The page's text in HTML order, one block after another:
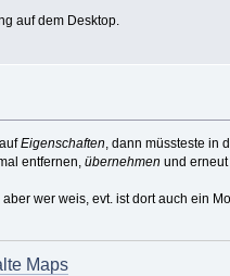
auf dem Desktop.
Eigenschaften , dann müssteste in
entfernen, übernehmen und erneut
wer weis, evt. ist dort auch ein
Maps